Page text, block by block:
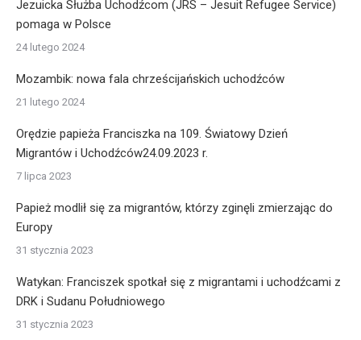
Jezuicka Służba Uchodźcom (JRS – Jesuit Refugee Service)
pomaga w Polsce
24 lutego 2024
Mozambik: nowa fala chrześcijańskich uchodźców
21 lutego 2024
Orędzie papieża Franciszka na 109. Światowy Dzień
Migrantów i Uchodźców24.09.2023 r.
7 lipca 2023
Papież modlił się za migrantów, którzy zginęli zmierzając do
Europy
31 stycznia 2023
Watykan: Franciszek spotkał się z migrantami i uchodźcami z
DRK i Sudanu Południowego
31 stycznia 2023